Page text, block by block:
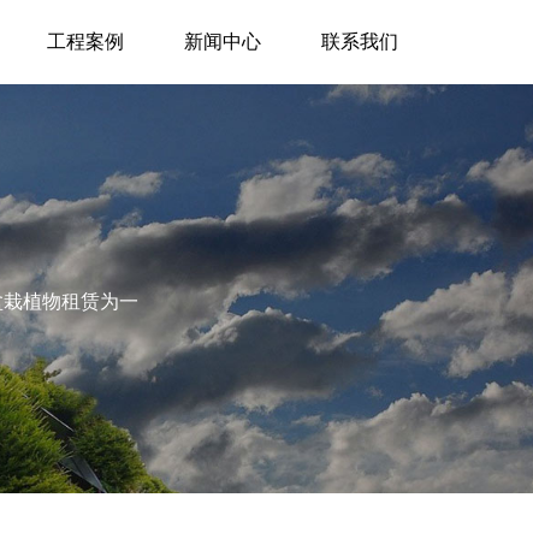
工程案例 新闻中心 联系我们
植物租赁为一